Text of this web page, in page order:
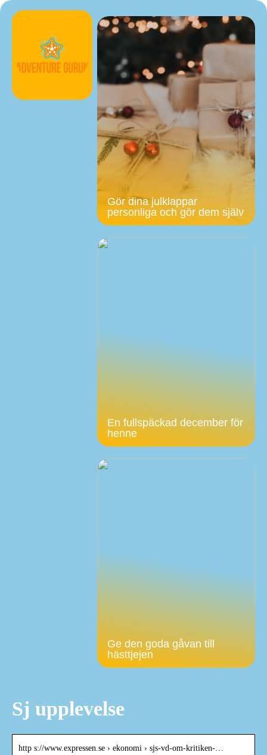
Gör dina julklappar
personliga och gör dem själv
En fullspäckad december för
henne
Ge den goda gåvan till
hästtjejen
Sj upplevelse
http s://www.expressen.se › ekonomi › sjs-vd-om-kritiken-…